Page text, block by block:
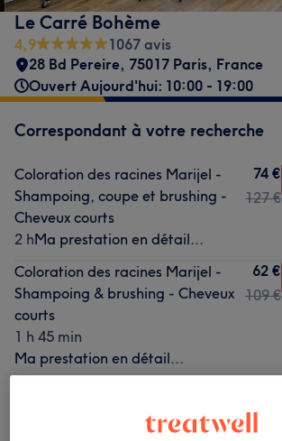
Le Carré Bohème
4,9
1067 avis
28 Bd Pereire, 75017 Paris, France
Ouvert Aujourd'hui: 10:00 - 19:00
Correspondant à votre recherche
Coloration des racines Marijel -
Shampoing, coupe et brushing -
Cheveux courts
2 hMa prestation en détail...
74 €
127 €
Coloration des racines Marijel -
Shampoing & brushing - Cheveux
courts
1 h 45 min
Ma prestation en détail...
62 €
109 €
Shampoing, coupe et brushing -
127 €